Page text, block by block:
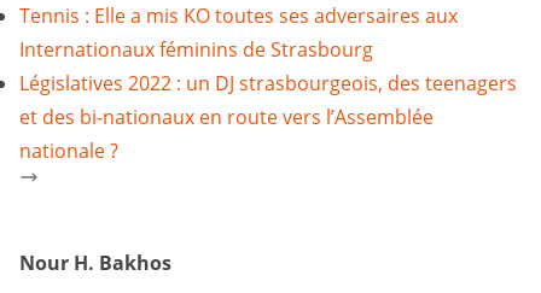
Tennis : Elle a mis KO toutes ses adversaires aux
Internationaux féminins de Strasbourg
Législatives 2022 : un DJ strasbourgeois, des teenagers
et des bi-nationaux en route vers l’Assemblée
nationale ?
Nour H. Bakhos